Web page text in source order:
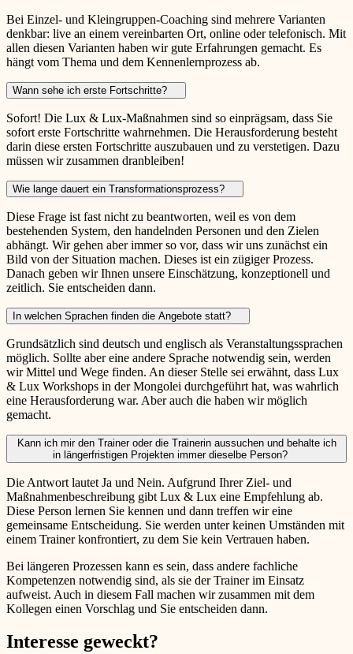
Bei Einzel- und Kleingruppen-Coaching sind mehrere Varianten
denkbar: live an einem vereinbarten Ort, online oder telefonisch. Mit
allen diesen Varianten haben wir gute Erfahrungen gemacht. Es
hängt vom Thema und dem Kennenlernprozess ab.
Wann sehe ich erste Fortschritte?
Sofort! Die Lux & Lux-Maßnahmen sind so einprägsam, dass Sie
sofort erste Fortschritte wahrnehmen. Die Herausforderung besteht
darin diese ersten Fortschritte auszubauen und zu verstetigen. Dazu
müssen wir zusammen dranbleiben!
Wie lange dauert ein Transformationsprozess?
Diese Frage ist fast nicht zu beantworten, weil es von dem
bestehenden System, den handelnden Personen und den Zielen
abhängt. Wir gehen aber immer so vor, dass wir uns zunächst ein
Bild von der Situation machen. Dieses ist ein zügiger Prozess.
Danach geben wir Ihnen unsere Einschätzung, konzeptionell und
zeitlich. Sie entscheiden dann.
In welchen Sprachen finden die Angebote statt?
Grundsätzlich sind deutsch und englisch als Veranstaltungssprachen
möglich. Sollte aber eine andere Sprache notwendig sein, werden
wir Mittel und Wege finden. An dieser Stelle sei erwähnt, dass Lux
& Lux Workshops in der Mongolei durchgeführt hat, was wahrlich
eine Herausforderung war. Aber auch die haben wir möglich
gemacht.
Kann ich mir den Trainer oder die Trainerin aussuchen und behalte ich
in längerfristigen Projekten immer dieselbe Person?
Die Antwort lautet Ja und Nein. Aufgrund Ihrer Ziel- und
Maßnahmenbeschreibung gibt Lux & Lux eine Empfehlung ab.
Diese Person lernen Sie kennen und dann treffen wir eine
gemeinsame Entscheidung. Sie werden unter keinen Umständen mit
einem Trainer konfrontiert, zu dem Sie kein Vertrauen haben.
Bei längeren Prozessen kann es sein, dass andere fachliche
Kompetenzen notwendig sind, als sie der Trainer im Einsatz
aufweist. Auch in diesem Fall machen wir zusammen mit dem
Kollegen einen Vorschlag und Sie entscheiden dann.
Interesse geweckt?